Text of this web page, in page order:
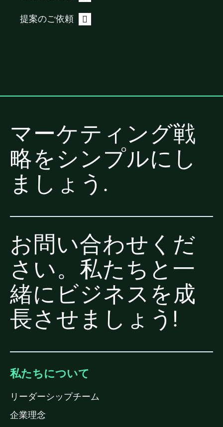
提案のご依頼
マーケティング戦
略をシンプルにし
ましょう.
お問い合わせくだ
さい。私たちと一
緒にビジネスを成
長させましょう!
私たちについて
リーダーシップチーム
企業理念